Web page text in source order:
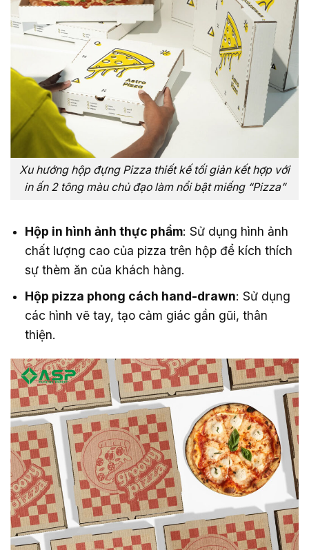
Xu hướng hộp đựng Pizza thiết kế tối giản kết hợp với
in ấn 2 tông màu chủ đạo làm nổi bật miếng “Pizza”
Hộp in hình ảnh thực phẩm: Sử dụng hình ảnh
chất lượng cao của pizza trên hộp để kích thích
sự thèm ăn của khách hàng.
Hộp pizza phong cách hand-drawn: Sử dụng
các hình vẽ tay, tạo cảm giác gần gũi, thân
thiện.